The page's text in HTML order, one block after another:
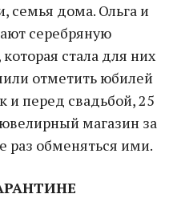
семья дома. Ольга и
серебряную
стала для них
отметить юбилей
перед свадьбой, 25
магазин за
раз обменяться ими.